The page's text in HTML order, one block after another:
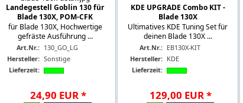
Landegestell Goblin 130 für
Blade 130X, POM-CFK
für Blade 130X, Hochwertige
gefräste Ausführung ...
Art.Nr.: 130_GO_LG
Hersteller: Sonstige
Lieferzeit:
24,90 EUR*
KDE UPGRADE Combo KIT -
Blade 130X
Ultimatives KDE Tuning Set für
deinen Blade 130X ...
Art.Nr.: EB130X-KIT
Hersteller: KDE
Lieferzeit:
129,00 EUR*